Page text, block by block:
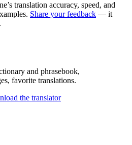
translation accuracy, speed, and
Share your feedback — it
and phrasebook,
favorite translations.